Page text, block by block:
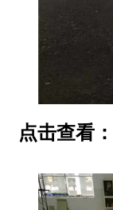
点击查看：